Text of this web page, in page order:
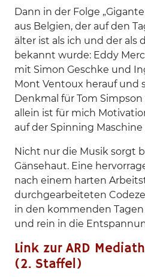
Dann in der Folge
aus Belgien, der auf den
älter ist als ich und der als
bekannt wurde: Eddy
mit Simon Geschke und
Mont Ventoux herauf und
Denkmal für Tom
allein ist für mich
auf der Spinning
Nicht nur die Musik sorgt
Gänsehaut. Eine
nach einem harten
durchgearbeiteten
in den kommenden
und rein in die
Link zur ARD
(2. Staffel)